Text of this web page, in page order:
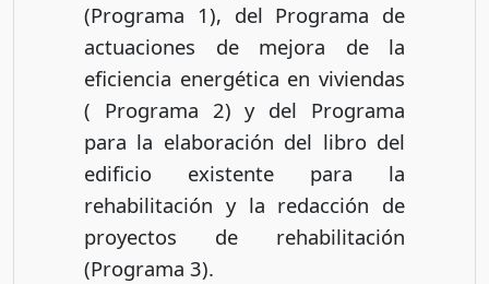
(Programa 1), del Programa de
actuaciones de mejora de la
eficiencia energética en viviendas
( Programa 2) y del Programa
para la elaboración del libro del
edificio existente para la
rehabilitación y la redacción de
proyectos de rehabilitación
(Programa 3).